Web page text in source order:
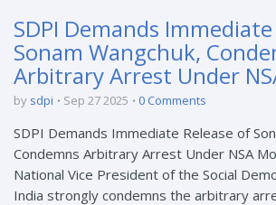
SDPI Demands
Sonam Wangchuk,
Arbitrary Arrest Under
by sdpi Sep 27 2025 0 Comments
SDPI Demands Immediate Release of
Condemns Arbitrary Arrest Under NSA
National Vice President of the Social
India strongly condemns the arbitrary